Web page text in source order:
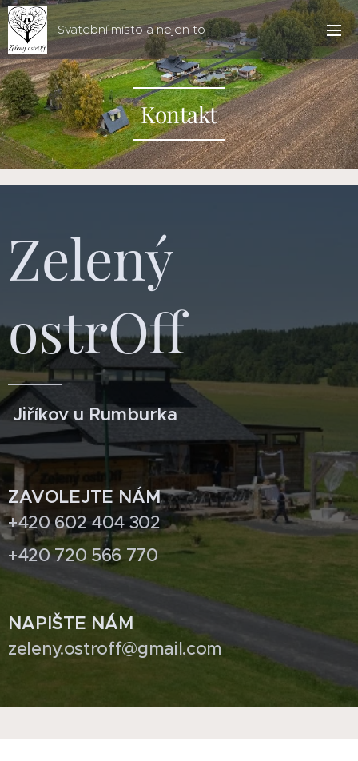
Svatební místo a nejen to
Kontakt
Zelený
ostrOff
Jiříkov u Rumburka
ZAVOLEJTE NÁM
+420 602 404 302
+420 720 566 770
NAPIŠTE NÁM
zeleny.ostroff@gmail.com